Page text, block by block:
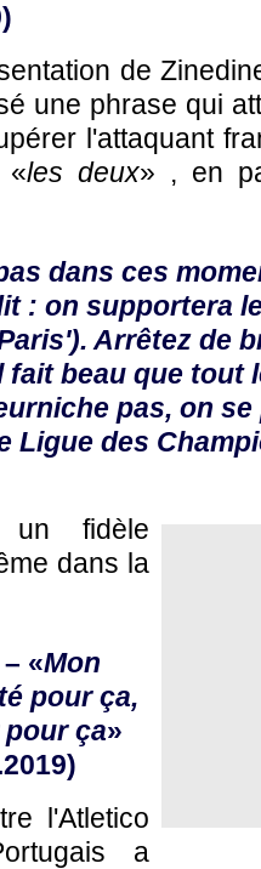
de
une phrase qui
l'attaquant
«les deux» , en
dans ces
: on supportera
Arrêtez de
fait beau que tout
pas, on
Ligue des
un fidèle
dans la
«Mon
pour ça,
ça»
l'Atletico
a